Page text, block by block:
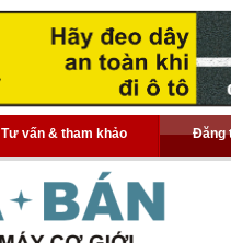
Tư vấn & tham khảo Đăng